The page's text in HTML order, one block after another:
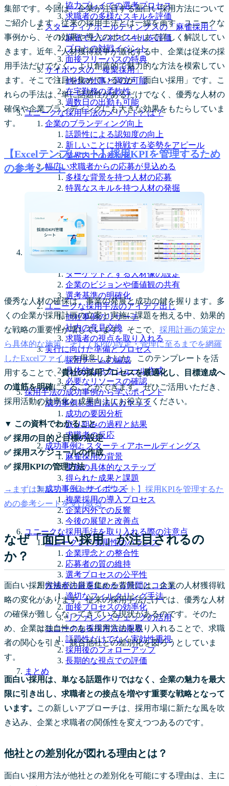
協力プレイでの選考プロセス
求職者の多様なスキルを評価
スターティアホールディングスの「麻雀採用」
麻雀でビジネススキルを評価
プロとの対戦イベント
面接フリーパスの特典
サイボウズの「複業採用」
他社の仕事と両立可能
在宅勤務の柔軟性
週数日の出勤も可能
ユニークな採用手法のメリットとは？
企業のブランディング向上
話題性による認知度の向上
新しいことに挑戦する姿勢をアピール
業界内での差別化
幅広い求職者からの応募が見込める
多様な背景を持つ人材の応募
特異なスキルを持つ人材の発掘
採用コストの削減が期待できる
広告費の削減効果
効率的な選考プロセス
採用ミスマッチの防止
どのようにユニークな採用手法を導入するか？
採用の目的を明確にする
ターゲットとする人材像の設定
企業のビジョンや価値観の共有
選考基準の明確化
ユニークな採用手法のアイデア出し
他社事例のリサーチ
社内の意見交換
求職者の視点を取り入れる
実行に向けた準備とプロセス
採用チームの編成
具体的なスケジュール作成
必要なリソースの確認
採用手法の成功事例から学ぶポイント
成功事例1: 面白法人カヤック
成功の要因分析
取り組みの過程と結果
求職者の反応
成功事例2: スターティアホールディングス
麻雀採用の背景
実施の具体的なステップ
得られた成果と課題
成功事例3: サイボウズ
複業採用の導入プロセス
企業内外での反響
今後の展望と改善点
ユニークな採用手法を取り入れる際の注意点
ユニークさと実用性のバランス
企業理念との整合性
応募者の質の維持
選考プロセスの公平性
候補者の厳選にかかる時間とコスト
適切なフィルタリング手法
面接プロセスの効率化
リファレンスチェックの活用
ユニークな採用方法の限界
話題性だけでなく実効性重視
採用後のフォローアップ
長期的な視点での評価
まとめ
集部です。今回は、企業が注目する面白い採用方法について
ご紹介します。従来の採用手法とは一線を画す、ユニークな
事例から、その効果や導入のポイントまで詳しく解説してい
きます。近年、人材獲得競争が激化する中、企業は従来の採
用手法だけでなく、より創造的で魅力的な方法を模索してい
ます。そこで注目を集めているのが「面白い採用」です。こ
れらの手法は、単に話題性があるだけでなく、優秀な人材の
確保や企業ブランディングにも大きな効果をもたらしていま
す。
【Excelテンプレート】採用KPIを管理するため
の参考シート
優秀な人材の確保は、事業の発展と成功の鍵を握ります。多
くの企業が採用計画の立案と実施に課題を抱える中、効果的
な戦略の重要性が増しています。そこで、 採用計画の策定か
ら具体的な施策、そしてKPIの設定・管理に至るまでを網羅
したExcelファイルを用意しました。このテンプレートを活
用することで、貴社の採用プロセスを最適化し、目標達成へ
の道筋を明確にすることができます。ぜひご活用いただき、
採用活動の効率化と成果向上にお役立てください。
▼ この資料でわかること
✅ 採用の目的と目標の設定
✅ 採用スケジュールの作成
✅ 採用KPIの管理方法
→まずは無料で【Excelテンプレート】採用KPIを管理するた
めの参考シートを受け取る
なぜ「面白い採用」が注目されるの
か？
面白い採用方法が注目を集める背景には、企業の人材獲得戦
略の変化があります。従来の採用手法だけでは、優秀な人材
の確保が難しくなってきている現状があるのです。そのた
め、企業は独自性のある採用方法を取り入れることで、求職
者の関心を引き、競合他社との差別化を図ろうとしていま
す。
面白い採用は、単なる話題作りではなく、企業の魅力を最大
限に引き出し、求職者との接点を増やす重要な戦略となって
います。
この新しいアプローチは、採用市場に新たな風を吹
き込み、企業と求職者の関係性を変えつつあるのです。
他社との差別化が図れる理由とは？
面白い採用方法が他社との差別化を可能にする理由は、主に